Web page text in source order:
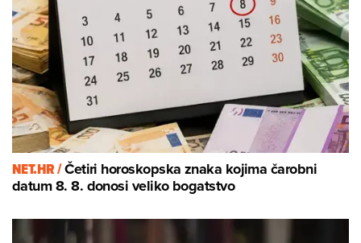
NET.HR /Četiri horoskopska znaka kojima čarobni
datum 8. 8. donosi veliko bogatstvo